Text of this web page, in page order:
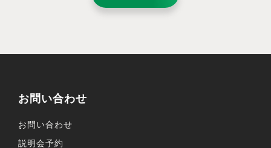
お問い合わせ
お問い合わせ
説明会予約